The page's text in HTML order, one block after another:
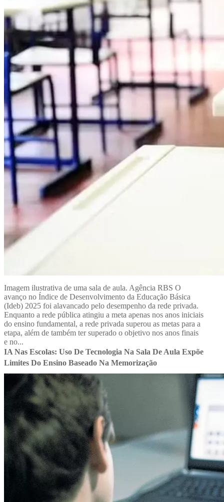
Imagem ilustrativa de uma sala de aula. Agência RBS O
avanço no Índice de Desenvolvimento da Educação Básica
(Ideb) 2025 foi alavancado pelo desempenho da rede privada.
Enquanto a rede pública atingiu a meta apenas nos anos iniciais
do ensino fundamental, a rede privada superou as metas para a
etapa, além de também ter superado o objetivo nos anos finais
e no...
IA Nas Escolas: Uso De Tecnologia Na Sala De Aula Expõe
Limites Do Ensino Baseado Na Memorização